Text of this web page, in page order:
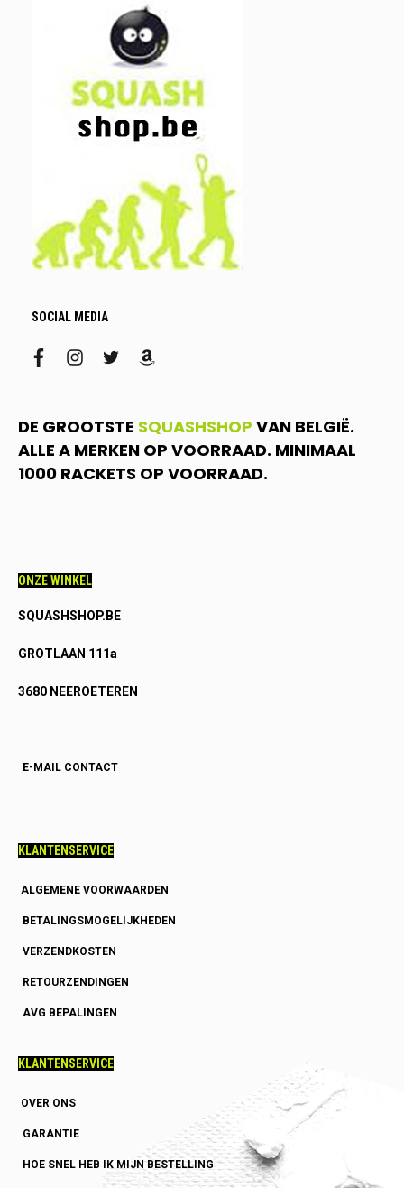
SOCIAL MEDIA
facebookinstagram
twitteramazon
DE GROOTSTE SQUASHSHOP VAN BELGIË.
ALLE A MERKEN OP VOORRAAD. MINIMAAL
1000 RACKETS OP VOORRAAD.
ONZE WINKEL
SQUASHSHOP.BE
GROTLAAN 111a
3680 NEEROETEREN
E-MAIL CONTACT
KLANTENSERVICE
ALGEMENE VOORWAARDEN
BETALINGSMOGELIJKHEDEN
VERZENDKOSTEN
RETOURZENDINGEN
AVG BEPALINGEN
KLANTENSERVICE
OVER ONS
GARANTIE
HOE SNEL HEB IK MIJN BESTELLING